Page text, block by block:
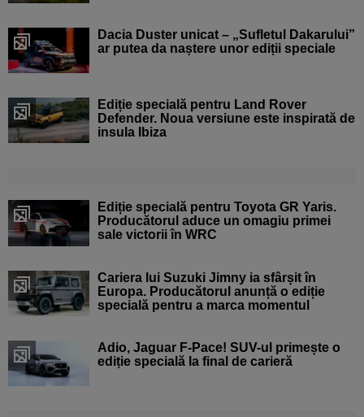
Dacia Duster unicat – „Sufletul Dakarului”
ar putea da naștere unor ediții speciale
Ediție specială pentru Land Rover
Defender. Noua versiune este inspirată de
insula Ibiza
Ediție specială pentru Toyota GR Yaris.
Producătorul aduce un omagiu primei
sale victorii în WRC
Cariera lui Suzuki Jimny ia sfârșit în
Europa. Producătorul anunță o ediție
specială pentru a marca momentul
Adio, Jaguar F-Pace! SUV-ul primește o
ediție specială la final de carieră